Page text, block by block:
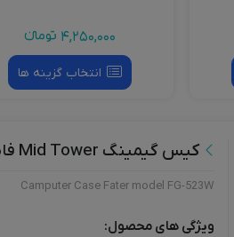
4,250,000 تومانءء
انتخاب گزینه ها
کیس گیمینگ Mid Tower فاطر مدل Fater FG-523W
Camputer Case Fater model FG-523W
ویژگی های محصول: